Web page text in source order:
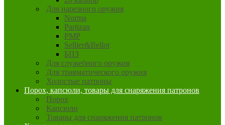
Для нарезного оружия
Norma
Partizan
PMP
Sellier&Bellot
БПЗ
Для служебного оружия
Для травматического оружия
Холостые патроны
Порох, капсюли, товары для снаряжения патронов
Порох
Капсюли
Товары для снаряжения патронов